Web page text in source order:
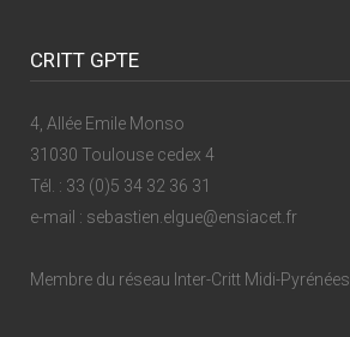
CRITT GPTE
4, Allée Emile Monso
31030 Toulouse cedex 4
Tél. : 33 (0)5 34 32 36 31
e-mail : sebastien.elgue@ensiacet.fr
Membre du réseau Inter-Critt Midi-Pyrénées